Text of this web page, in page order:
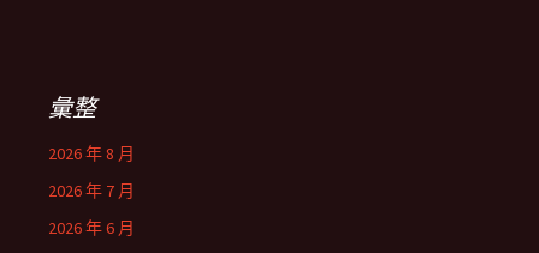
彙整
2026 年 8 月
2026 年 7 月
2026 年 6 月